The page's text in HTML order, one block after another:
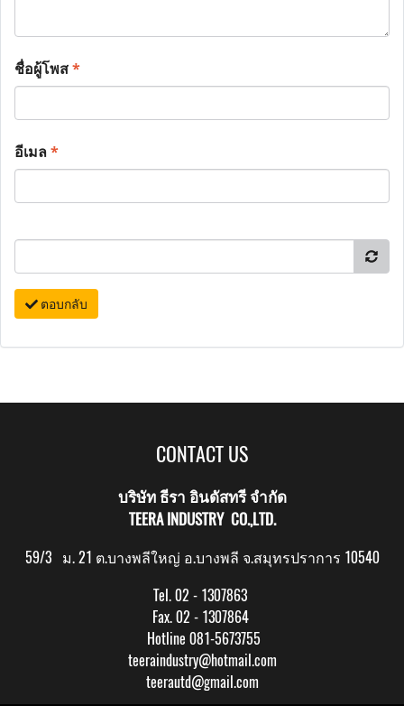
ชื่อผู้โพส*
อีเมล*
ตอบกลับ
CONTACT US
บริษัท ธีรา อินดัสทรี จำกัด
TEERA INDUSTRY CO.,LTD.
59/3 ม. 21 ต.บางพลีใหญ่ อ.บางพลี จ.สมุทรปราการ 10540
Tel. 02 - 1307863
Fax. 02 - 1307864
Hotline 081-5673755
teeraindustry@hotmail.com
teerautd@gmail.com